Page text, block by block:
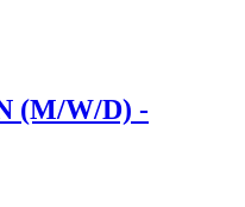
(M/W/D) -